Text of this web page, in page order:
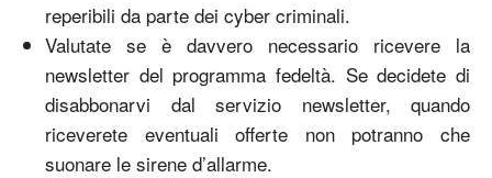
reperibili da parte dei cyber criminali.
Valutate se è davvero necessario ricevere la
newsletter del programma fedeltà. Se decidete di
disabbonarvi dal servizio newsletter, quando
riceverete eventuali offerte non potranno che
suonare le sirene d’allarme.